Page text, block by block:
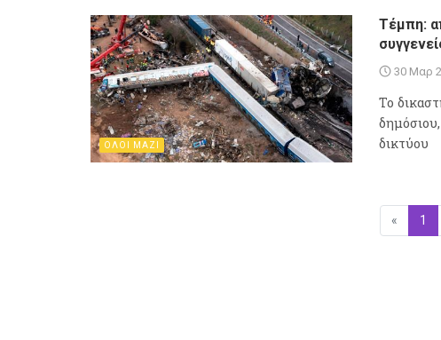
ΟΛΟΙ ΜΑΖΙ
Τέμπη:
30 Μαρ
Το
δικτύου
« 1